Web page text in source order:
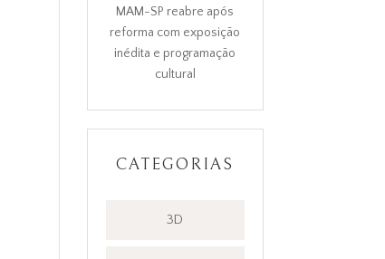
MAM-SP reabre após
reforma com exposição
inédita e programação
cultural
CATEGORIAS
3D